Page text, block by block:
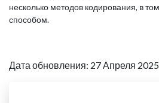
несколько методов кодирования, в
способом.
Дата обновления: 27 Апреля 2025